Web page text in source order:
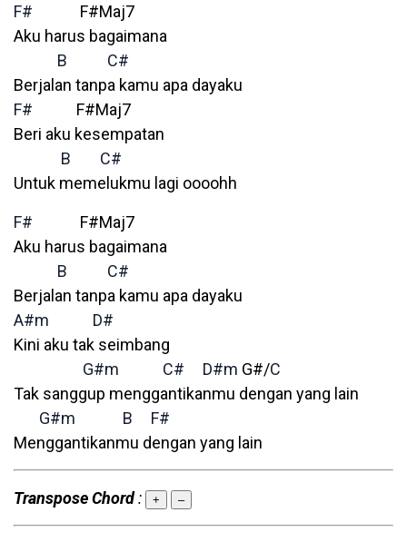
F# F#Maj7
Aku harus bagaimana
B
C#
Berjalan tanpa kamu apa dayaku
F# F#Maj7
Beri aku kesempatan
B
C#
Untuk memelukmu lagi oooohh
F# F#Maj7
Aku harus bagaimana
B
C#
Berjalan tanpa kamu apa dayaku
A#m
D#
Kini aku tak seimbang
G#m
C# D#m G#/C
Tak sanggup menggantikanmu dengan yang lain
G#m
B
F#
Menggantikanmu dengan yang lain
Transpose Chord: + –